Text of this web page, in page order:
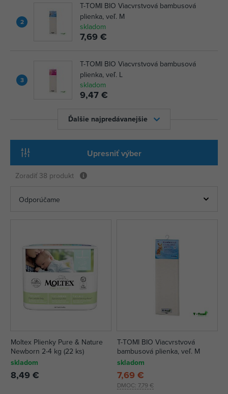
2
T-TOMI BIO Viacvrstvová bambusová
plienka, veľ. M
skladom
7,69 €
3
T-TOMI BIO Viacvrstvová bambusová
plienka, veľ. L
skladom
9,47 €
Ďalšie najpredávanejšie
Upresniť výber
Zoradiť 38 produkt
Moltex Plienky Pure & Nature
Newborn 2-4 kg (22 ks)
skladom
8,49 €
T-TOMI BIO Viacvrstvová
bambusová plienka, veľ. M
skladom
DMOC: 7,79 €
7,69 €